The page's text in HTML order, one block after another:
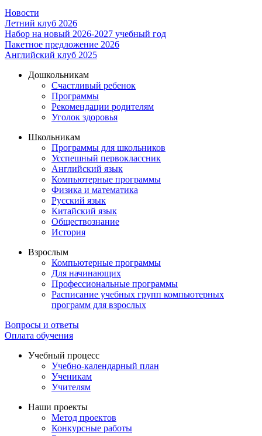
Новости
Летний клуб 2026
Набор на новый 2026-2027 учебный год
Пакетное предложение 2026
Английский клуб 2025
Дошкольникам
Счастливый ребенок
Программы
Рекомендации родителям
Уголок здоровья
Школьникам
Программы для школьников
Усспешный первоклассник
Английский язык
Компьютерные программы
Физика и математика
Русский язык
Китайский язык
Обществознание
История
Взрослым
Компьютерные программы
Для начинающих
Профессиональные программы
Расписание учебных групп компьютерных
программ для взрослых
Вопросы и ответы
Оплата обучения
Учебный процесс
Учебно-календарный план
Ученикам
Учителям
Наши проекты
Метод проектов
Конкурсные работы